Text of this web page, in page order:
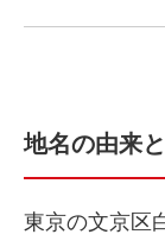
地名の由来
東京の文京区